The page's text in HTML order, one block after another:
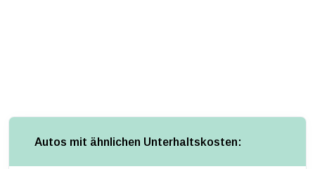
Autos mit ähnlichen Unterhaltskosten: